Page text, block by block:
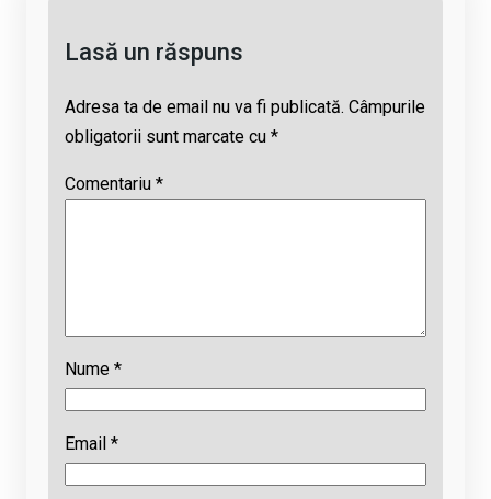
Lasă un răspuns
Adresa ta de email nu va fi publicată. Câmpurile
obligatorii sunt marcate cu *
Comentariu *
Nume *
Email *